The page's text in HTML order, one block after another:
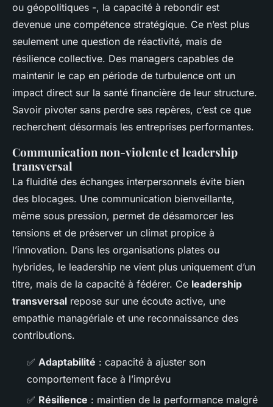
ou géopolitiques -, la capacité à rebondir est
devenue une compétence stratégique. Ce n’est plus
seulement une question de réactivité, mais de
résilience collective. Des managers capables de
maintenir le cap en période de turbulence ont un
impact direct sur la santé financière de leur structure.
Savoir pivoter sans perdre ses repères, c’est ce que
recherchent désormais les entreprises performantes.
Communication non-violente et leadership
transversal
La fluidité des échanges interpersonnels évite bien
des blocages. Une communication bienveillante,
même sous pression, permet de désamorcer les
tensions et de préserver un climat propice à
l’innovation. Dans les organisations plates ou
hybrides, le leadership ne vient plus uniquement d’un
titre, mais de la capacité à fédérer. Ce leadership
transversal repose sur une écoute active, une
empathie managériale et une reconnaissance des
contributions.
✅ Adaptabilité : capacité à ajuster son
comportement face à l’imprévu
✅ Résilience : maintien de la performance malgré